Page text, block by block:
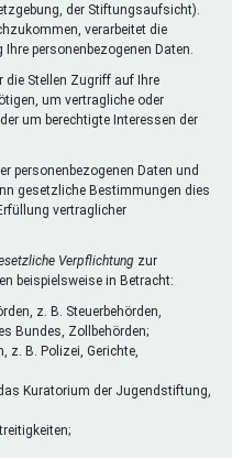
der Stiftungsaufsicht).
verarbeitet die
personenbezogenen Daten.
Stellen Zugriff auf Ihre
um vertragliche oder
um berechtigte Interessen der
personenbezogenen Daten und
gesetzliche Bestimmungen dies
vertraglicher
Verpflichtung zur
beispielsweise in Betracht:
z. B. Steuerbehörden,
Bundes, Zollbehörden;
z. B. Polizei, Gerichte,
Kuratorium der Jugendstiftung,